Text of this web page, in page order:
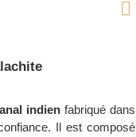
indienfabriqué dans
Il est composé